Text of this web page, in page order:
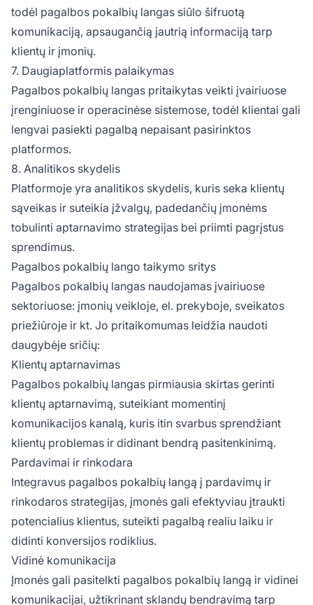
todėl pagalbos pokalbių langas siūlo šifruotą
komunikaciją, apsaugančią jautrią informaciją tarp
klientų ir įmonių.
7. Daugiaplatformis palaikymas
Pagalbos pokalbių langas pritaikytas veikti įvairiuose
įrenginiuose ir operacinėse sistemose, todėl klientai gali
lengvai pasiekti pagalbą nepaisant pasirinktos
platformos.
8. Analitikos skydelis
Platformoje yra analitikos skydelis, kuris seka klientų
sąveikas ir suteikia įžvalgų, padedančių įmonėms
tobulinti aptarnavimo strategijas bei priimti pagrįstus
sprendimus.
Pagalbos pokalbių lango taikymo sritys
Pagalbos pokalbių langas naudojamas įvairiuose
sektoriuose: įmonių veikloje, el. prekyboje, sveikatos
priežiūroje ir kt. Jo pritaikomumas leidžia naudoti
daugybėje sričių:
Klientų aptarnavimas
Pagalbos pokalbių langas pirmiausia skirtas gerinti
klientų aptarnavimą, suteikiant momentinį
komunikacijos kanalą, kuris itin svarbus sprendžiant
klientų problemas ir didinant bendrą pasitenkinimą.
Pardavimai ir rinkodara
Integravus pagalbos pokalbių langą į pardavimų ir
rinkodaros strategijas, įmonės gali efektyviau įtraukti
potencialius klientus, suteikti pagalbą realiu laiku ir
didinti konversijos rodiklius.
Vidinė komunikacija
Įmonės gali pasitelkti pagalbos pokalbių langą ir vidinei
komunikacijai, užtikrinant sklandų bendravimą tarp